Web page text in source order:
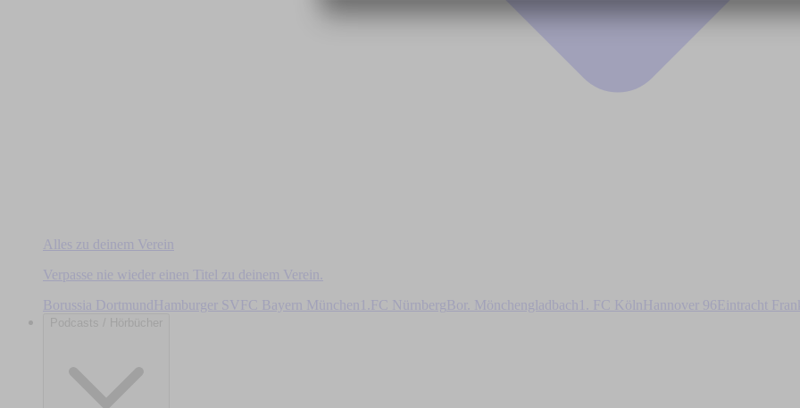
Alles zu deinem Verein
Verpasse nie wieder einen Titel zu deinem Verein.
Borussia DortmundHamburger SV FC Bayern München 1.FC Nürnberg Bor. Mönchengladbach 1. FC Köln Hannover 96Eintracht
Podcasts / Hörbücher